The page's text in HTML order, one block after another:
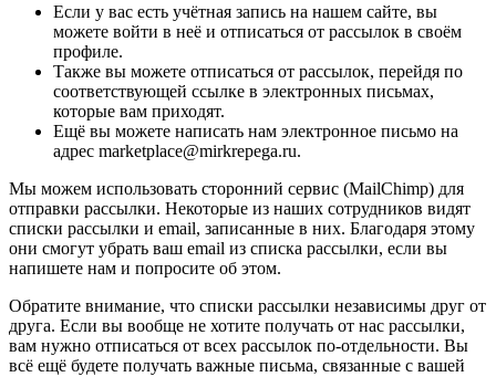
Если у вас есть учётная запись на нашем сайте, вы
можете войти в неё и отписаться от рассылок в своём
профиле.
Также вы можете отписаться от рассылок, перейдя по
соответствующей ссылке в электронных письмах,
которые вам приходят.
Ещё вы можете написать нам электронное письмо на
адрес marketplace@mirkrepega.ru.
Мы можем использовать сторонний сервис (MailChimp) для
отправки рассылки. Некоторые из наших сотрудников видят
списки рассылки и email, записанные в них. Благодаря этому
они смогут убрать ваш email из списка рассылки, если вы
напишете нам и попросите об этом.
Обратите внимание, что списки рассылки независимы друг от
друга. Если вы вообще не хотите получать от нас рассылки,
вам нужно отписаться от всех рассылок по-отдельности. Вы
всё ещё будете получать важные письма, связанные с вашей